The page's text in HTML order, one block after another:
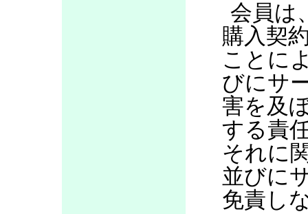
会員は
購入契
ことに
びにサ
害を及
する責
それに
並びに
免責し